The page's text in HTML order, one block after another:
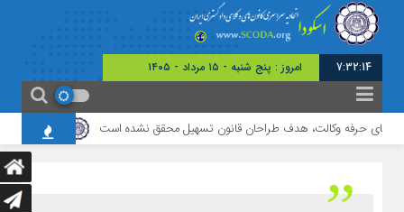
7:32:14
امروز : پنج شنبه - ۱۵ مرداد - ۱۴۰۵
برابر با : Thursday - 6 August - 2026
حرفه وکالت، هدف طراحان قانون تسهیل محقق نشده است برگزاری